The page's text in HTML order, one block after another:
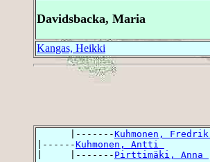
Davidsbacka, Maria
Kangas, Heikki
      |-------
Kuhmonen, Fredrik
|------Kuhmonen, Antti
|     |------- Pirttimäki, Anna